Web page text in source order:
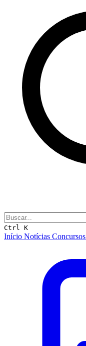
Ctrl K
Início Notícias Concursos